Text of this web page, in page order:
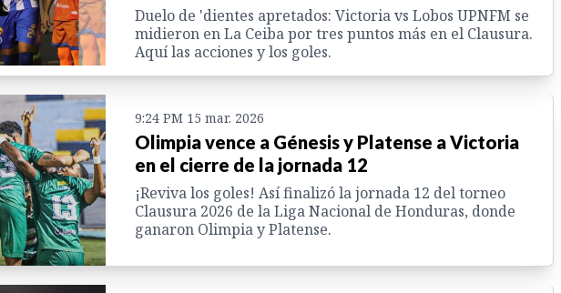
Duelo de 'dientes apretados: Victoria vs Lobos UPNFM se
midieron en La Ceiba por tres puntos más en el Clausura.
Aquí las acciones y los goles.
9:24 PM 15 mar. 2026
Olimpia vence a Génesis y Platense a Victoria
en el cierre de la jornada 12
¡Reviva los goles! Así finalizó la jornada 12 del torneo
Clausura 2026 de la Liga Nacional de Honduras, donde
ganaron Olimpia y Platense.